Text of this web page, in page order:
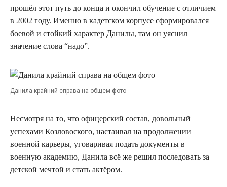
прошёл этот путь до конца и окончил обучение с отличием
в 2002 году. Именно в кадетском корпусе сформировался
боевой и стойкий характер Данилы, там он уяснил
значение слова “надо”.
Данила крайний справа на общем фото
Несмотря на то, что офицерский состав, довольный
успехами Козловоского, настаивал на продолжении
военной карьеры, уговаривая подать документы в
военную академию, Данила всё же решил последовать за
детской мечтой и стать актёром.